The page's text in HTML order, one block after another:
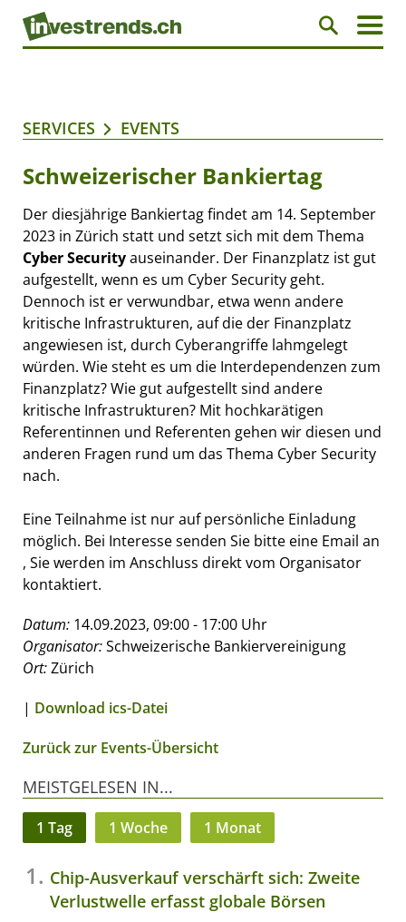
SERVICES EVENTS
Schweizerischer Bankiertag
Der diesjährige Bankiertag findet am 14. September
2023 in Zürich statt und setzt sich mit dem Thema
Cyber Securityauseinander. Der Finanzplatz ist gut
aufgestellt, wenn es um Cyber Security geht.
Dennoch ist er verwundbar, etwa wenn andere
kritische Infrastrukturen, auf die der Finanzplatz
angewiesen ist, durch Cyberangriffe lahmgelegt
würden. Wie steht es um die Interdependenzen zum
Finanzplatz? Wie gut aufgestellt sind andere
kritische Infrastrukturen? Mit hochkarätigen
Referentinnen und Referenten gehen wir diesen und
anderen Fragen rund um das Thema Cyber Security
nach.
Eine Teilnahme ist nur auf persönliche Einladung
möglich. Bei Interesse senden Sie bitte eine Email an
, Sie werden im Anschluss direkt vom Organisator
kontaktiert.
Datum: 14.09.2023, 09:00 - 17:00 Uhr
Organisator:Schweizerische Bankiervereinigung
Ort:Zürich
| Download ics-Datei
Zurück zur Events-Übersicht
MEISTGELESEN IN...
1 Tag 1 Woche 1 Monat
Chip-Ausverkauf verschärft sich: Zweite
Verlustwelle erfasst globale Börsen